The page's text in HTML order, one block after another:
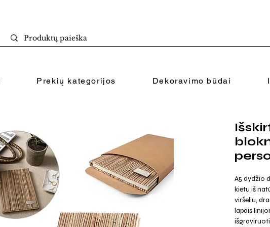
Prekių kategorijos Dekoravimo būdai
A5 dydžio
kietu iš
viršeliu,
lapais